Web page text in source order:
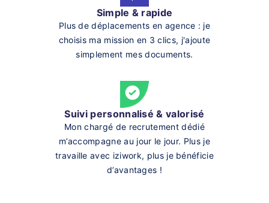
Simple & rapide
Plus de déplacements en agence : je
choisis ma mission en 3 clics, j'ajoute
simplement mes documents.
Suivi personnalisé & valorisé
Mon chargé de recrutement dédié
m’accompagne au jour le jour. Plus je
travaille avec iziwork, plus je bénéficie
d’avantages !